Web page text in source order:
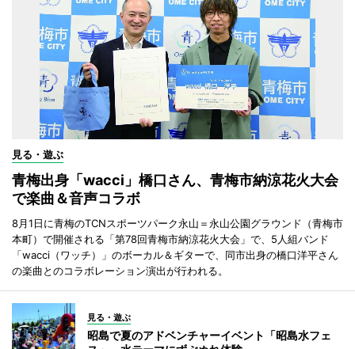
見る・遊ぶ
青梅出身「wacci」橋口さん、青梅市納涼花火大会
で楽曲＆音声コラボ
8月1日に青梅のTCNスポーツパーク永山＝永山公園グラウンド（青梅市
本町）で開催される「第78回青梅市納涼花火大会」で、5人組バンド
「wacci（ワッチ）」のボーカル＆ギターで、同市出身の橋口洋平さん
の楽曲とのコラボレーション演出が行われる。
見る・遊ぶ
昭島で夏のアドベンチャーイベント「昭島水フェ